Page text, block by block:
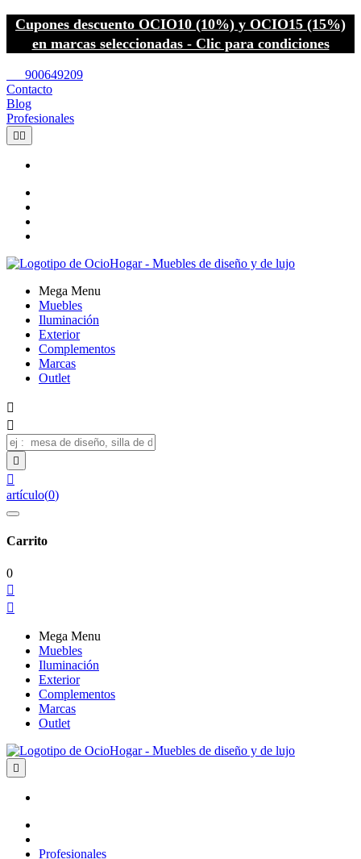
Cupones descuento OCIO10 (10%) y OCIO15 (15%)
en marcas seleccionadas - Clic para condiciones
900649209
Contacto
Blog
Profesionales
 
Mega Menu
Muebles
Iluminación
Exterior
Complementos
Marcas
Outlet




artículo(0)
Carrito
0


Mega Menu
Muebles
Iluminación
Exterior
Complementos
Marcas
Outlet

Profesionales